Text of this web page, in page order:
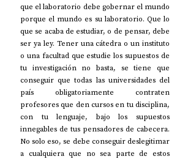
que el laboratorio debe gobernar el mundo
porque el mundo es su laboratorio. Que lo
que se acaba de estudiar, o de pensar, debe
ser ya ley. Tener una cátedra o un instituto
o una facultad que estudie los supuestos de
tu investigación no basta, se tiene que
conseguir que todas las universidades del
país obligatoriamente contraten
profesores que den cursos en tu disciplina,
con tu lenguaje, bajo los supuestos
innegables de tus pensadores de cabecera.
No solo eso, se debe conseguir deslegitimar
a cualquiera que no sea parte de estos